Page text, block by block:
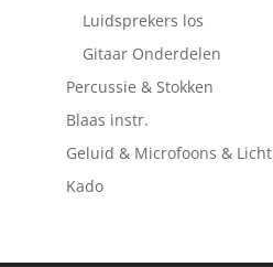
Luidsprekers los
Gitaar Onderdelen
Percussie & Stokken
Blaas instr.
Geluid & Microfoons & Licht
Kado